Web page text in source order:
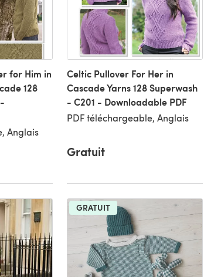
for Him in
128
Anglais
Celtic Pullover For Her in
Cascade Yarns 128 Superwash
- C201 - Downloadable PDF
PDF téléchargeable, Anglais
Gratuit
GRATUIT